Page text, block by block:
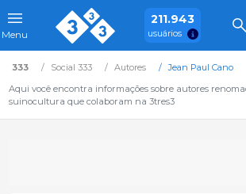
Menu
211.943
usuários
333 Social 333 Autores
Jean Paul Cano
Aqui você encontra informações sobre autores
suinocultura que colaboram na 3tres3